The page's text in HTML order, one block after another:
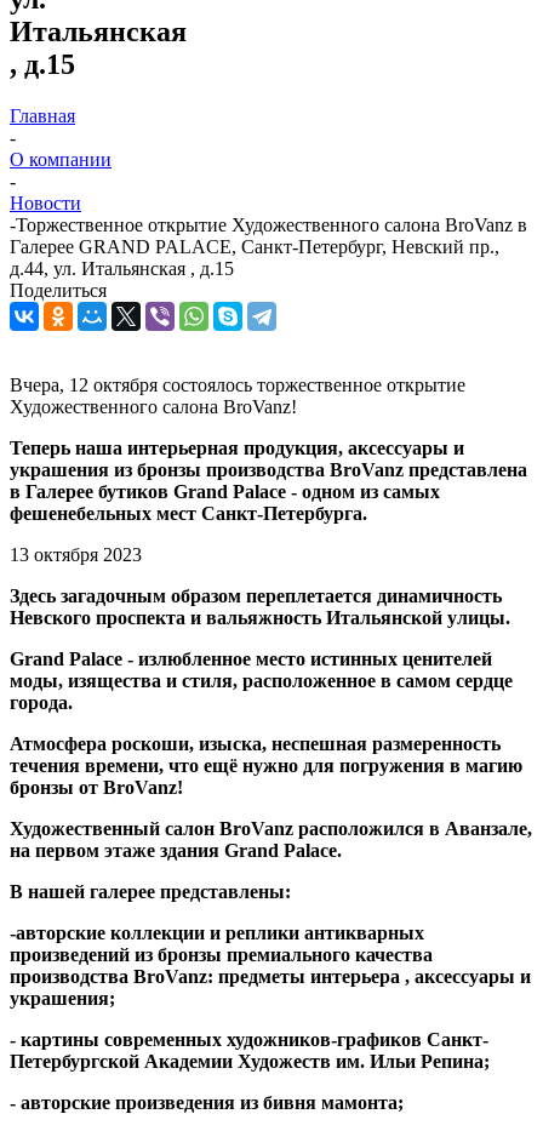
Итальянская
, д.15
Главная
-
О компании
-
Новости
-Торжественное открытие Художественного салона BroVanz в
Галерее GRAND PALACE, Санкт-Петербург, Невский пр.,
д.44, ул. Итальянская , д.15
Поделиться
Вчера, 12 октября состоялось торжественное открытие
Художественного салона BroVanz!
Теперь наша интерьерная продукция, аксессуары и
украшения из бронзы производства BroVanz представлена
в Галерее бутиков Grand Palace - одном из самых
фешенебельных мест Санкт-Петербурга.
13 октября 2023
Здесь загадочным образом переплетается динамичность
Невского проспекта и вальяжность Итальянской улицы.
Grand Palace - излюбленное место истинных ценителей
моды, изящества и стиля, расположенное в самом сердце
города.
Атмосфера роскоши, изыска, неспешная размеренность
течения времени, что ещё нужно для погружения в магию
бронзы от BroVanz!
Художественный салон BroVanz расположился в Аванзале,
на первом этаже здания Grand Palace.
В нашей галерее представлены:
-авторские коллекции и реплики антикварных
произведений из бронзы премиального качества
производства BroVanz: предметы интерьера , аксессуары и
украшения;
- картины современных художников-графиков Санкт-
Петербургской Академии Художеств им. Ильи Репина;
- авторские произведения из бивня мамонта;